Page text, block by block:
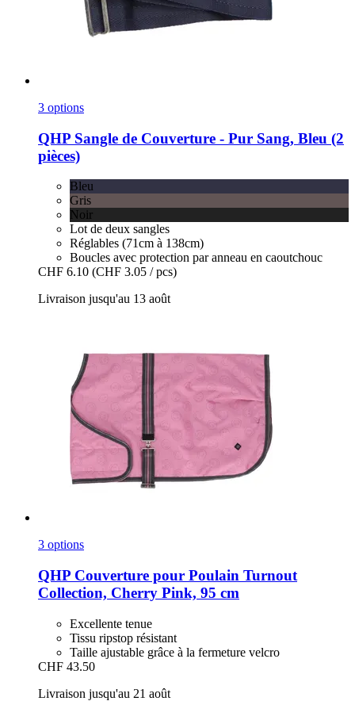
3 options
QHP Sangle de Couverture -​ Pur Sang, Bleu (2
pièces)
Bleu
Gris
Noir
Lot de deux sangles
Réglables (71cm à 138cm)
Boucles avec protection par anneau en caoutchouc
CHF 6.10 (CHF 3.05 / pcs)
Livraison jusqu'au 13 août
3 options
QHP Couverture pour Poulain Turnout
Collection, Cherry Pink, 95 cm
Excellente tenue
Tissu ripstop résistant
Taille ajustable grâce à la fermeture velcro
CHF 43.50
Livraison jusqu'au 21 août